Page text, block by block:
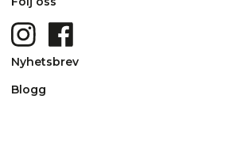
Nyhetsbrev
Blogg